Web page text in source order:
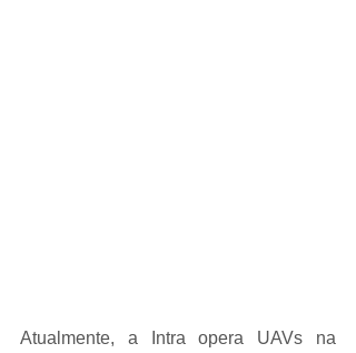
Atualmente, a Intra opera UAVs na